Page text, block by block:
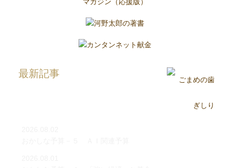
最新記事